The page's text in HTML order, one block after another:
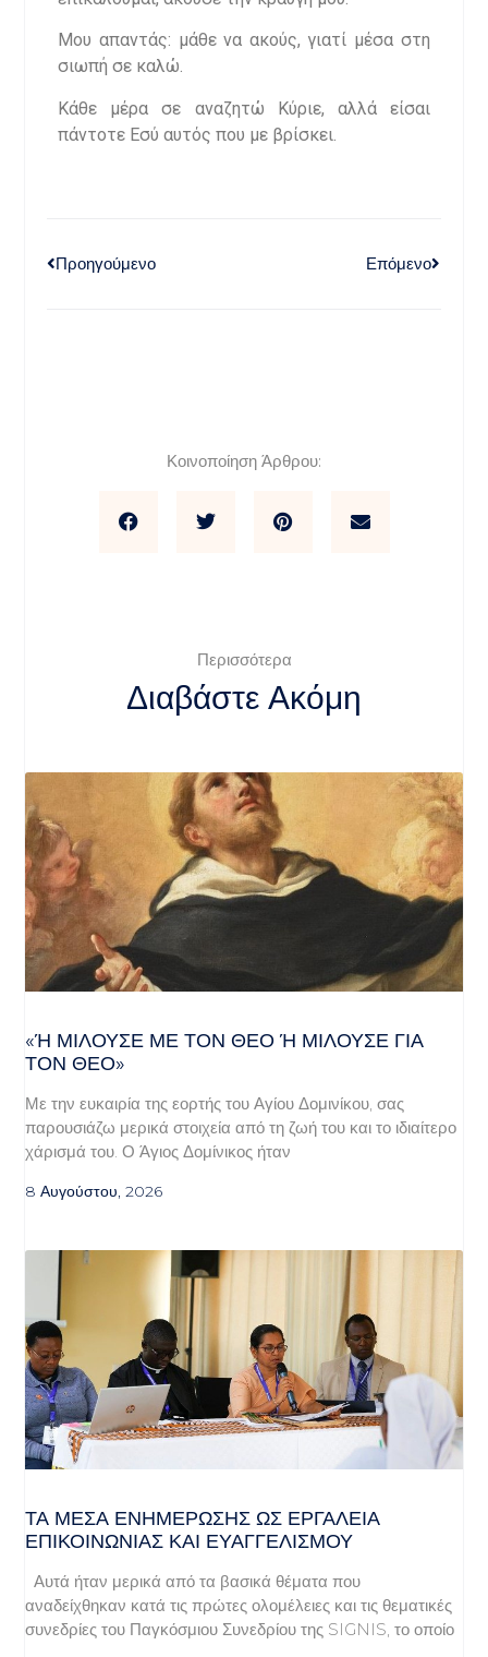
Μου απαντάς: μάθε να ακούς, γιατί μέσα στη
σιωπή σε καλώ.
Κάθε μέρα σε αναζητώ Κύριε, αλλά είσαι
πάντοτε Εσύ αυτός που με βρίσκει.
Προηγούμενο Επόμενο
Κοινοποίηση Άρθρου:
Περισσότερα
Διαβάστε Ακόμη
«Ή ΜΙΛΟΎΣΕ ΜΕ ΤΟΝ ΘΕΌ Ή ΜΙΛΟΎΣΕ ΓΙΑ ΤΟ
Ν ΘΕΌ»
Με την ευκαιρία της εορτής του Αγίου Δομινίκου, σας
παρουσιάζω μερικά στοιχεία από τη ζωή του και το ιδιαίτερο
χάρισμά του. Ο Άγιος Δομίνικος ήταν
8 Αυγούστου, 2026
ΤΑ ΜΈΣΑ ΕΝΗΜΈΡΩΣΗΣ ΩΣ ΕΡΓΑΛΕΊΑ
ΕΠΙΚΟΙΝΩΝΊΑΣ ΚΑΙ ΕΥΑΓΓΕΛΙΣΜΟΎ
Αυτά ήταν μερικά από τα βασικά θέματα που
αναδείχθηκαν κατά τις πρώτες ολομέλειες και τις θεματικές
συνεδρίες του Παγκόσμιου Συνεδρίου της SIGNIS, το οποίο